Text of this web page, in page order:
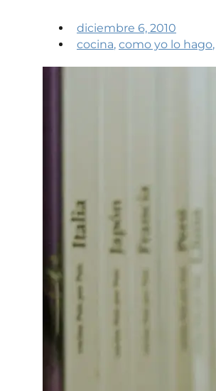
diciembre 6, 2010
cocina, como yo lo hago,